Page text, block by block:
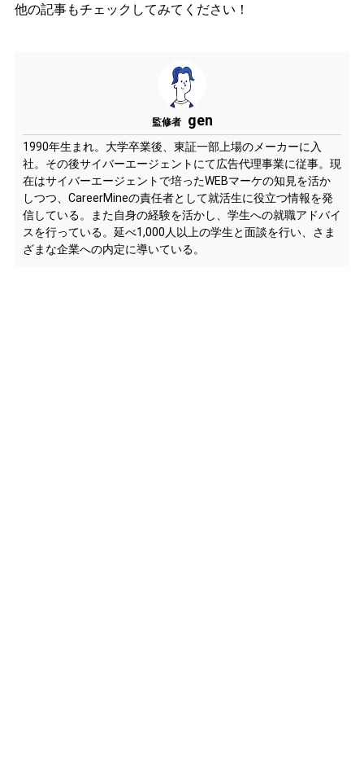
他の記事もチェックしてみてください！
監修者 gen
1990年生まれ。大学卒業後、東証一部上場のメーカーに入
社。その後サイバーエージェントにて広告代理事業に従事。現
在はサイバーエージェントで培ったWEBマーケの知見を活か
しつつ、CareerMineの責任者として就活生に役立つ情報を発
信している。また自身の経験を活かし、学生への就職アドバイ
スを行っている。延べ1,000人以上の学生と面談を行い、さま
ざまな企業への内定に導いている。